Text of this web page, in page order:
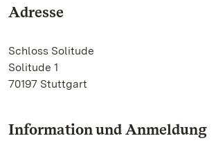
Adresse
Schloss Solitude
Solitude 1
70197 Stuttgart
Information und Anmeldung